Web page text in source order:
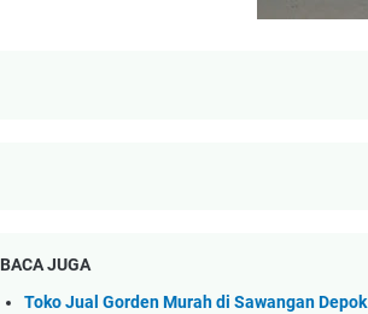
BACA JUGA
Toko Jual Gorden Murah di Sawangan Depok